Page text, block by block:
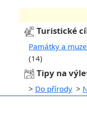
Turistické
Památky a
(14)
Tipy na
> Do přírody >